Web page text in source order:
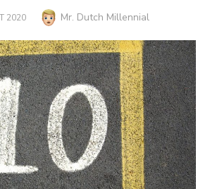
2020 Auteur
Mr. Dutch Millennial